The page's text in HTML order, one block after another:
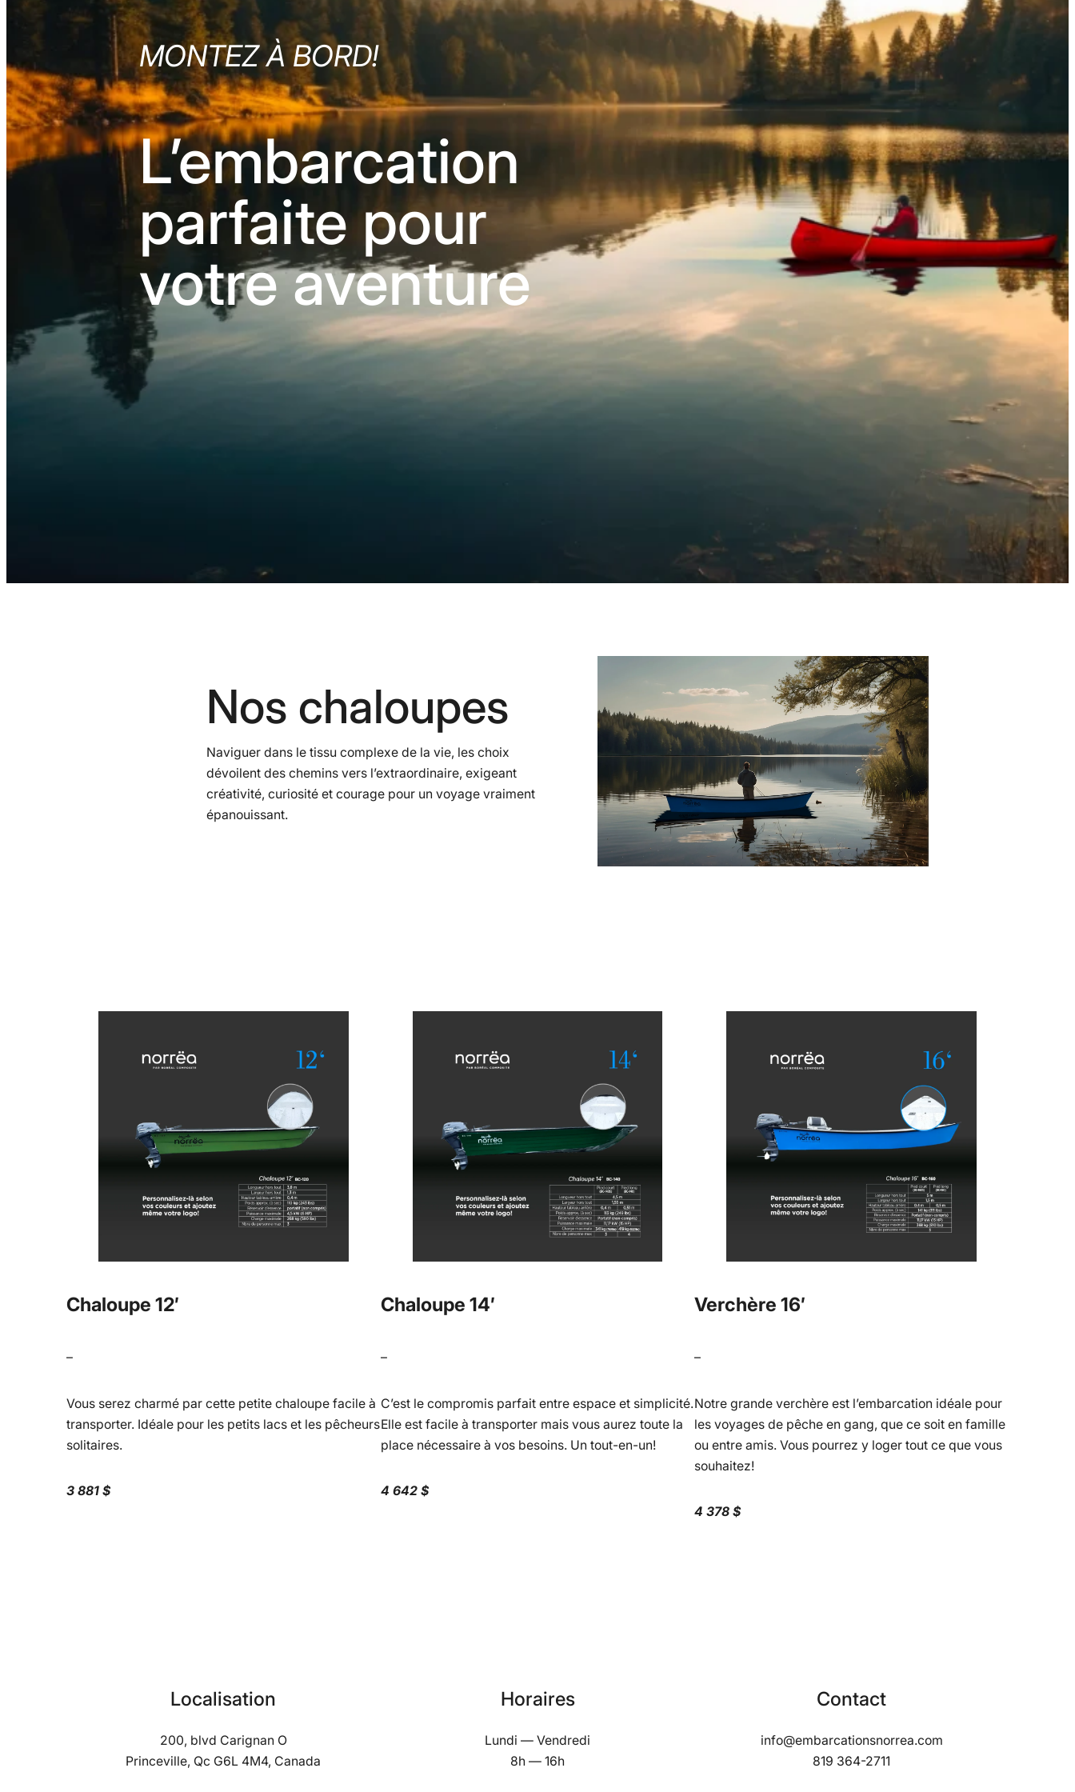
MONTEZ À BORD!
L’embarcation
parfaite pour
votre aventure
Nos chaloupes
Naviguer dans le tissu complexe de la vie, les choix
dévoilent des chemins vers l’extraordinaire, exigeant
créativité, curiosité et courage pour un voyage vraiment
épanouissant.
Chaloupe 12′
–
Vous serez charmé par cette petite chaloupe facile à
transporter. Idéale pour les petits lacs et les pêcheurs
solitaires.
3 881 $
Chaloupe 14′
–
C’est le compromis parfait entre espace et simplicité.
Elle est facile à transporter mais vous aurez toute la
place nécessaire à vos besoins. Un tout-en-un!
4 642 $
Verchère 16′
–
Notre grande verchère est l’embarcation idéale pour
les voyages de pêche en gang, que ce soit en famille
ou entre amis. Vous pourrez y loger tout ce que vous
souhaitez!
4 378 $
Localisation
200, blvd Carignan O
Princeville, Qc G6L 4M4, Canada
Horaires
Lundi — Vendredi
8h — 16h
Contact
info@embarcationsnorrea.com
819 364-2711